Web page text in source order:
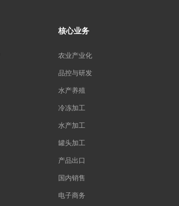
核心业务
农业产业化
品控与研发
水产养殖
冷冻加工
水产加工
罐头加工
产品出口
国内销售
电子商务